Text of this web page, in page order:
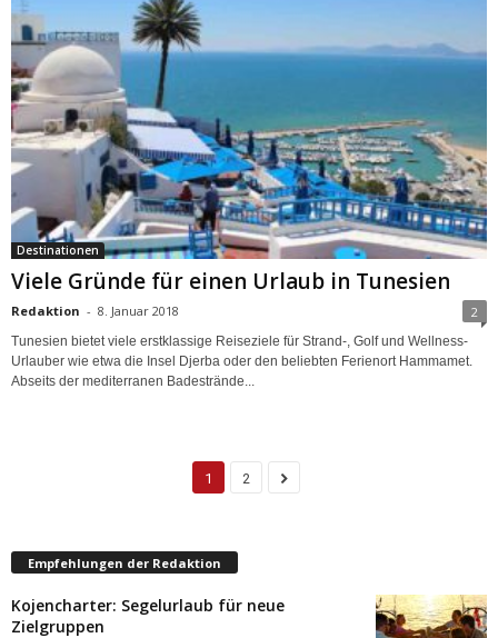
Destinationen
Viele Gründe für einen Urlaub in Tunesien
Redaktion - 8. Januar 2018 2
Tunesien bietet viele erstklassige Reiseziele für Strand-, Golf und Wellness-
Urlauber wie etwa die Insel Djerba oder den beliebten Ferienort Hammamet.
Abseits der mediterranen Badestrände...
1 2
Empfehlungen der Redaktion
Kojencharter: Segelurlaub für neue
Zielgruppen